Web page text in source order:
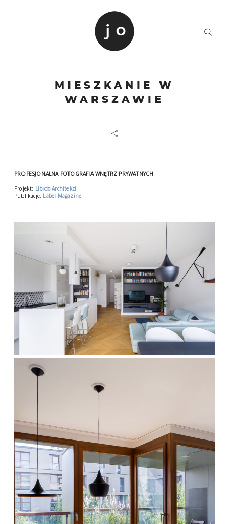
MIESZKANIE W
WARSZAWIE
PROFESJONALNA FOTOGRAFIA WNĘTRZ PRYWATNYCH
Projekt: Libido Architekci
Publikacje: Label Magazine